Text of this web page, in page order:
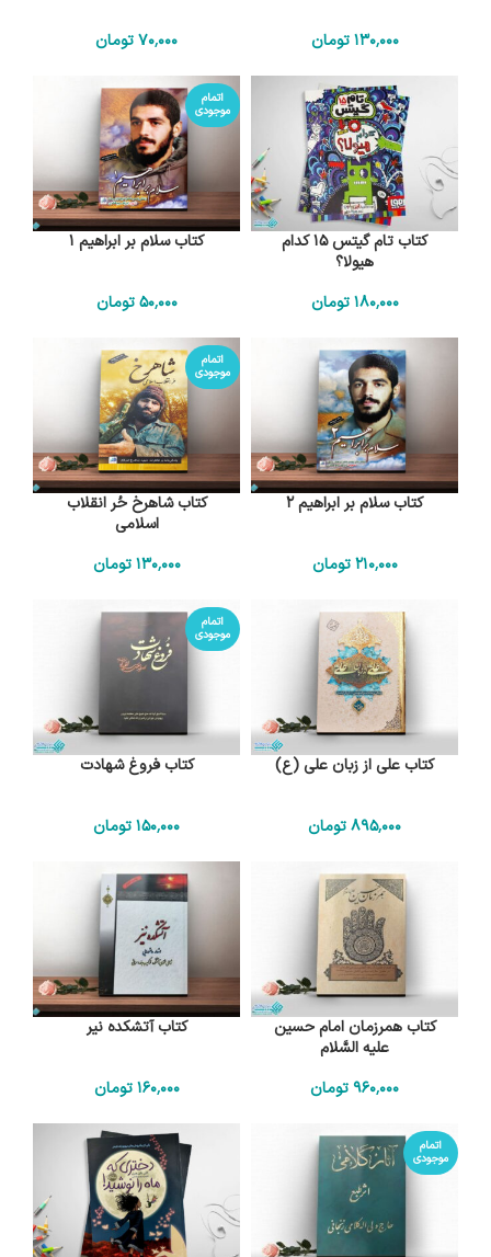
130٬000 تومان 70٬000تومان
کتاب تام گیتس 15 کدام
هیولا؟
180٬000 تومان
اتمام
موجودی
کتاب سلام بر ابراهیم 1
50٬000 تومان
کتاب سلام بر ابراهیم 2
210٬000 تومان
اتمام
موجودی
کتاب شاهرخ حُر انقلاب
اسلامی
130٬000 تومان
کتاب علی از زبان علی (ع)
895٬000تومان
اتمام
موجودی
کتاب فروغ شهادت
150٬000تومان
کتاب همرزمان امام حسین
علیه السَّلام
960٬000تومان
کتاب آتشکده نیر
160٬000 تومان
اتمام
موجودی